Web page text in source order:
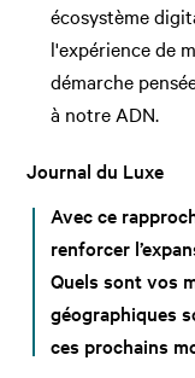
écosystème
l'expérience de
démarche
à notre ADN.
Journal du Luxe
Avec ce
renforcer
Quels sont vos
géographiques
ces prochains